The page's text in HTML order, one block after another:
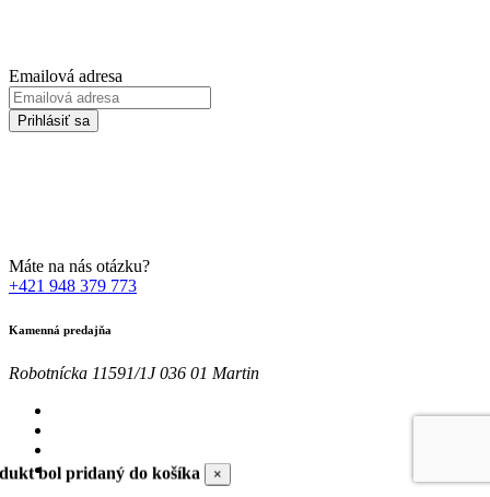
Emailová adresa
Prihlásiť sa
Máte na nás otázku?
+421 948 379 773
Kamenná predajňa
Robotnícka 11591/1J 036 01 Martin
bol pridaný do košíka ×